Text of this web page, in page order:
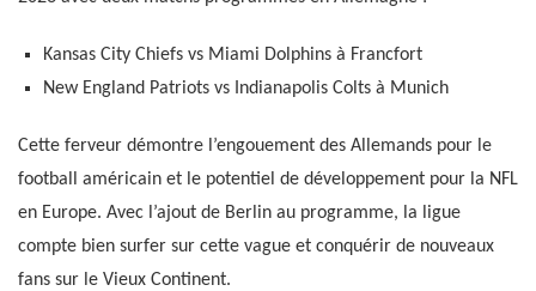
Kansas City Chiefs vs Miami Dolphins à Francfort
New England Patriots vs Indianapolis Colts à Munich
Cette ferveur démontre l’engouement des Allemands pour le
football américain et le potentiel de développement pour la NFL
en Europe. Avec l’ajout de Berlin au programme, la ligue
compte bien surfer sur cette vague et conquérir de nouveaux
fans sur le Vieux Continent.